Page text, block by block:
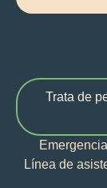
Trata de
Línea de